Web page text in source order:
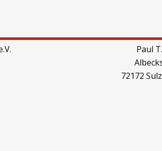
Paul
72172